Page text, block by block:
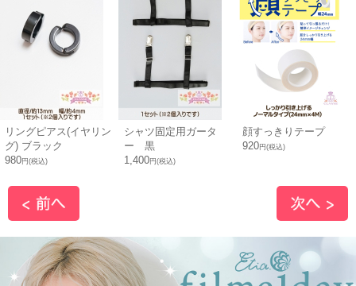
リングピアス(イヤリン
グ) ブラック
980円(税込)
シャツ固定用ガータ
ー 黒
1,400円(税込)
顔すっきりテープ
920円(税込)